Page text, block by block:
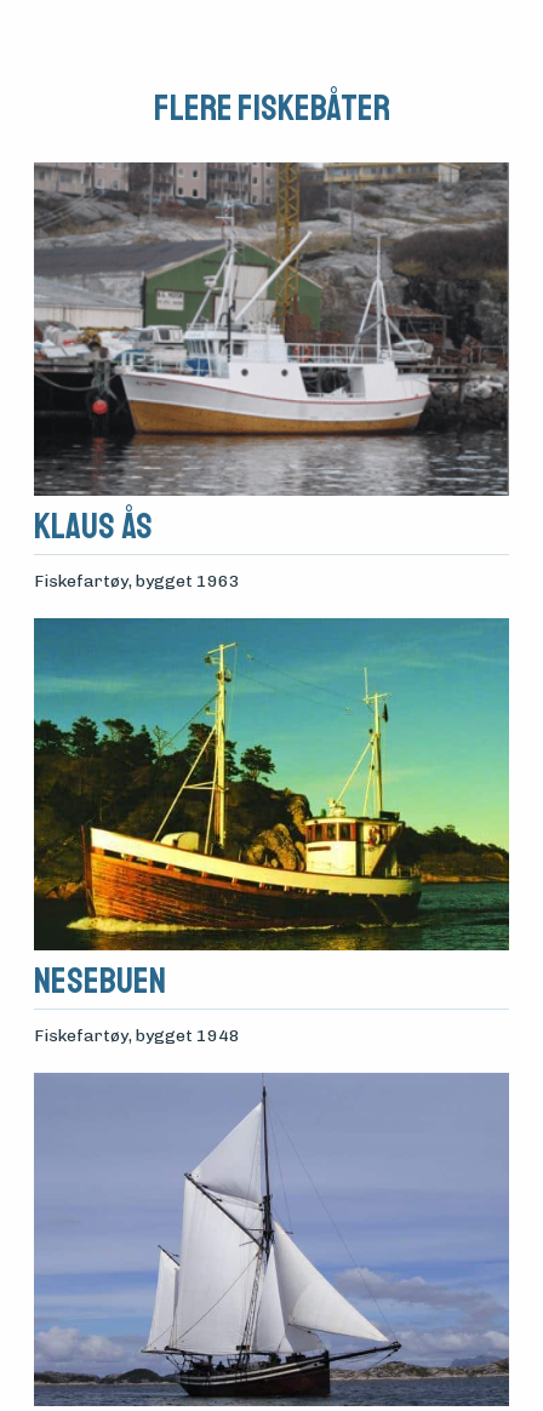
Flere fiskebåter
Klaus Ås
Fiskefartøy, bygget 1963
Nesebuen
Fiskefartøy, bygget 1948